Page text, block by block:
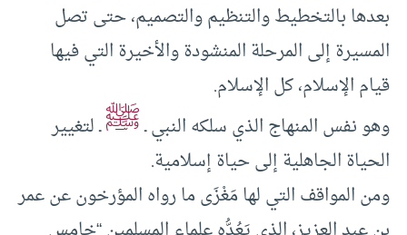
بعدها بالتخطيط والتنظيم والتصميم، حتى تصل
المسيرة إلى المرحلة المنشودة والأخيرة التي فيها
قيام الإسلام، كل الإسلام.
وهو نفس المنهاج الذي سلكه النبي ـﷺـ لتغيير
الحياة الجاهلية إلى حياة إسلامية.
ومن المواقف التي لها مَغْزَى ما رواه المؤرخون عن عمر